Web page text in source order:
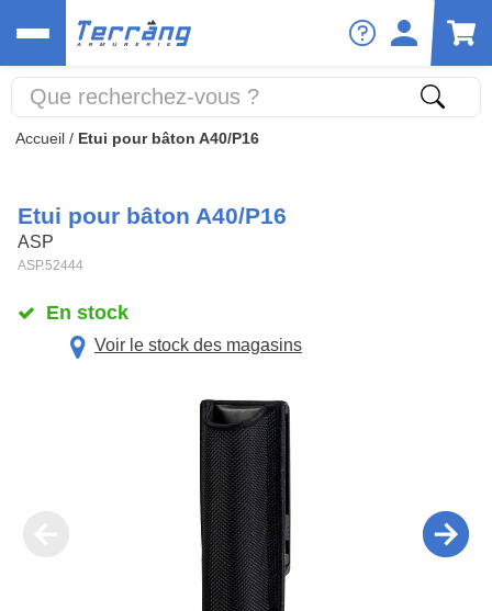
Accueil / Etui pour bâton A40/P16
Etui pour bâton A40/P16
ASP
ASP.52444
En stock
Voir le stock des magasins